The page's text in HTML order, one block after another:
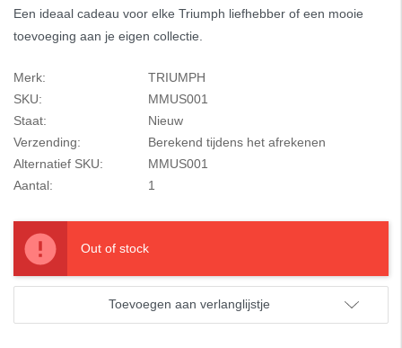
Een ideaal cadeau voor elke Triumph liefhebber of een mooie
toevoeging aan je eigen collectie.
Merk:
TRIUMPH
SKU:
MMUS001
Staat:
Nieuw
Verzending:
Berekend tijdens het afrekenen
Alternatief SKU:
MMUS001
Aantal:
1
Out of stock
Toevoegen aan verlanglijstje